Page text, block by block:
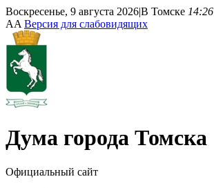
Воскресенье, 9 августа 2026|В Томске 14:26
AA Версия для слабовидящих
Дума города Томска
Официальный сайт